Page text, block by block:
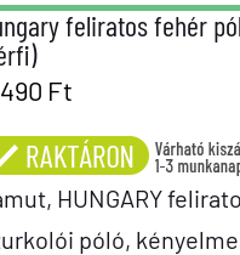
feliratos fehér
Ft
HUNGARY
póló,